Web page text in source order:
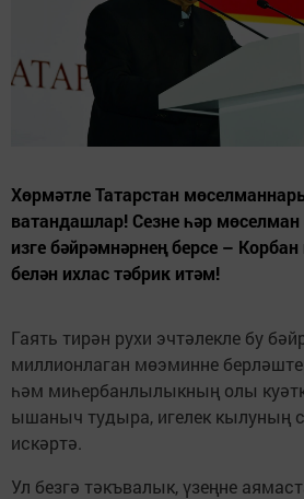
Хөрмәтле Татарстан
ватандашлар! Сезне һәр
изге бәйрәмнәрнең берсе –
белән ихлас тәбрик итәм!
Гаять тирән рухи эчтәлекле бу
миллионлаган мөэминне
һәм миһербанлылыкның олы
ышаныч тудыра, игелек кылуның
искәртә.
Ул безгә тәкъвалык, үзеңне